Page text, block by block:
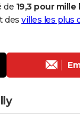
de 19,3 pour
des villes les plus